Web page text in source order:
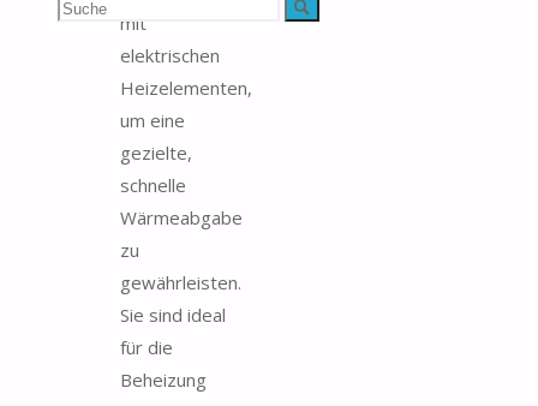
Suchen Suche
mit
elektrischen
Heizelementen,
um eine
gezielte,
schnelle
Wärmeabgabe
zu
gewährleisten.
Sie sind ideal
für die
Beheizung